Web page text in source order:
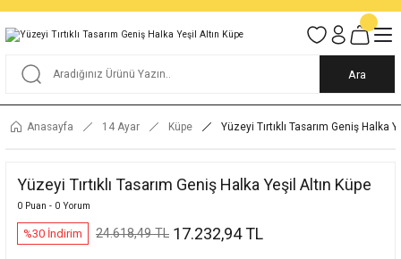
Tüm Alışverişlerde KARGO BEDAVA
Garantili Ve Sigortalı Kargo
Ankara İçi Elden Teslimat İmkanı
24/7 Müşteri Destek Hizmeti
Ara
Anasayfa 14 Ayar Küpe Yüzeyi Tırtıklı Tasarım Geniş Halka
Yüzeyi Tırtıklı Tasarım Geniş Halka Yeşil Altın Küpe
0 Puan - 0 Yorum
%30 İndirim 24.618,49 TL 17.232,94 TL